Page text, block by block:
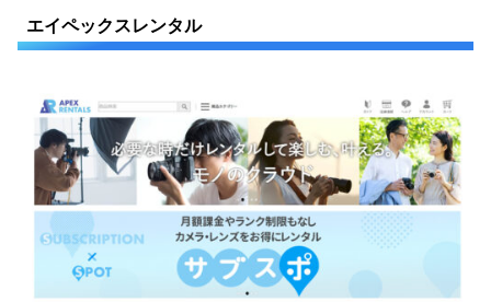
エイペックスレンタル